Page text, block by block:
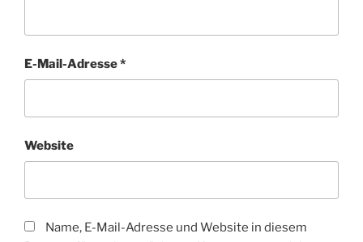
E-Mail-Adresse*
Website
Name, E-Mail-Adresse und Website in diesem